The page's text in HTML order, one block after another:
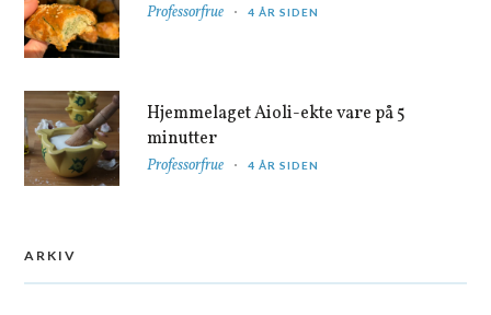
Professorfrue 4 ÅR SIDEN
Hjemmelaget Aioli-ekte vare på 5
minutter
Professorfrue 4 ÅR SIDEN
ARKIV